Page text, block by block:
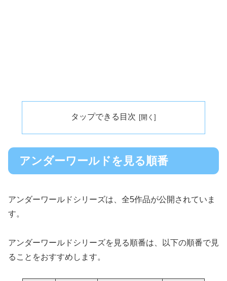
タップできる目次
アンダーワールドを見る順番
アンダーワールドシリーズは、全5作品が公開されていま
す。
アンダーワールドシリーズを見る順番は、以下の順番で見
ることをおすすめします。